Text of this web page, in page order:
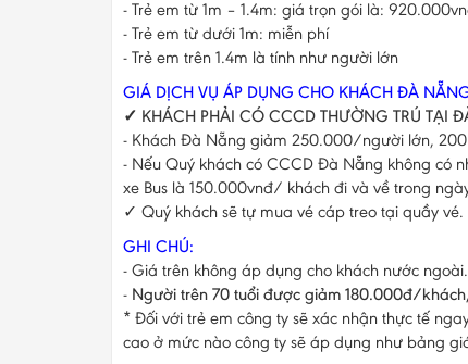
- Trẻ em từ 1m – 1.4m: giá trọn gói là:
- Trẻ em từ dưới 1m: miễn phí
- Trẻ em trên 1.4m là tính như người lớn
GIÁ DỊCH VỤ ÁP DỤNG CHO KHÁCH ĐÀ
✓ KHÁCH PHẢI CÓ CCCD THƯỜNG TRÚ TẠI
- Khách Đà Nẵng giảm 250.000/người lớn,
- Nếu Quý khách có CCCD Đà Nẵng không có
xe Bus là 150.000vnđ/ khách đi và về trong
​✓ Quý khách sẽ tự mua vé cáp treo tại quầy vé.
GHI CHÚ:
- Giá trên không áp dụng cho khách nước ngoài.
- Người trên 70 tuổi được giảm 180.000đ/
* Đối với trẻ em công ty sẽ xác nhận thực tế
cao ở mức nào công ty sẽ áp dụng như bảng